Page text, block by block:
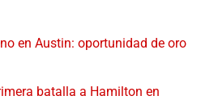
en Austin: oportunidad de oro
batalla a Hamilton en